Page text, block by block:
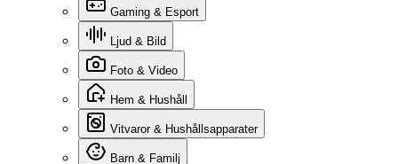
Gaming & Esport
Ljud & Bild
Foto & Video
Hem & Hushåll
Vitvaror & Hushållsapparater
Barn & Familj